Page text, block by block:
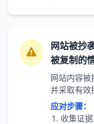
网站被抄
被复制的
网站内容
并采取有效
应对步骤：
收集证据